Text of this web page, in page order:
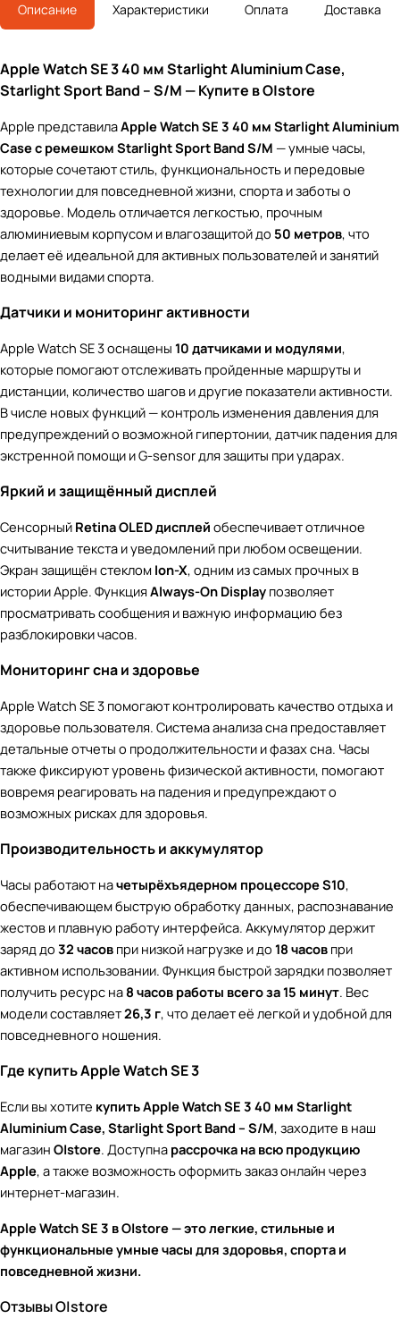
Описание Характеристики Оплата Доставка
Apple Watch SE 3 40 мм Starlight Aluminium Case,
Starlight Sport Band – S/M — Купите в O|store
Apple представилаApple Watch SE 3 40 мм Starlight Aluminium
Case с ремешком Starlight Sport Band S/M — умные часы,
которые сочетают стиль, функциональность и передовые
технологии для повседневной жизни, спорта и заботы о
здоровье. Модель отличается легкостью, прочным
алюминиевым корпусом и влагозащитой до 50 метров, что
делает её идеальной для активных пользователей и занятий
водными видами спорта.
Датчики и мониторинг активности
Apple Watch SE 3 оснащены 10 датчиками и модулями,
которые помогают отслеживать пройденные маршруты и
дистанции, количество шагов и другие показатели активности.
В числе новых функций — контроль изменения давления для
предупреждений о возможной гипертонии, датчик падения для
экстренной помощи и G-sensor для защиты при ударах.
Яркий и защищённый дисплей
Сенсорный Retina OLED дисплей обеспечивает отличное
считывание текста и уведомлений при любом освещении.
Экран защищён стеклом Ion-X, одним из самых прочных в
истории Apple. Функция Always-On Display позволяет
просматривать сообщения и важную информацию без
разблокировки часов.
Мониторинг сна и здоровье
Apple Watch SE 3 помогают контролировать качество отдыха и
здоровье пользователя. Система анализа сна предоставляет
детальные отчеты о продолжительности и фазах сна. Часы
также фиксируют уровень физической активности, помогают
вовремя реагировать на падения и предупреждают о
возможных рисках для здоровья.
Производительность и аккумулятор
Часы работают начетырёхъядерном процессоре S10,
обеспечивающем быструю обработку данных, распознавание
жестов и плавную работу интерфейса. Аккумулятор держит
заряд до 32 часов при низкой нагрузке и до 18 часов при
активном использовании. Функция быстрой зарядки позволяет
получить ресурс на 8 часов работы всего за 15 минут. Вес
модели составляет26,3 г, что делает её легкой и удобной для
повседневного ношения.
Где купить Apple Watch SE 3
Если вы хотите купить Apple Watch SE 3 40 мм Starlight
Aluminium Case, Starlight Sport Band – S/M, заходите в наш
магазин O|store. Доступна рассрочка на всю продукцию
Apple, а также возможность оформить заказ онлайн через
интернет-магазин.
Apple Watch SE 3 в O|store — это легкие, стильные и
функциональные умные часы для здоровья, спорта и
повседневной жизни.
Отзывы O|store